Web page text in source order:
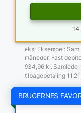
eks: Eksempel:
måneder. Fast
934,96 kr. Samlede
tilbagebetaling
BRUGERNES